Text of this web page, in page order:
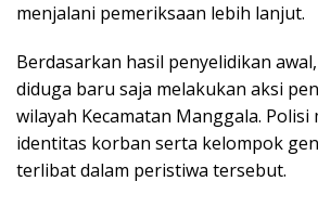
menjalani pemeriksaan lebih lanjut.
Berdasarkan hasil penyelidikan
diduga baru saja melakukan aksi
wilayah Kecamatan Manggala. Polisi
identitas korban serta kelompok
terlibat dalam peristiwa tersebut.